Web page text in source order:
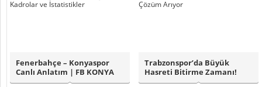
Fenerbahçe – Konyaspor
Canlı Anlatım | FB KONYA
Maçı Skoru, ..
Trabzonspor’da Büyük
Hasreti Bitirme Zamanı!
Fatih Tekke Çöz..